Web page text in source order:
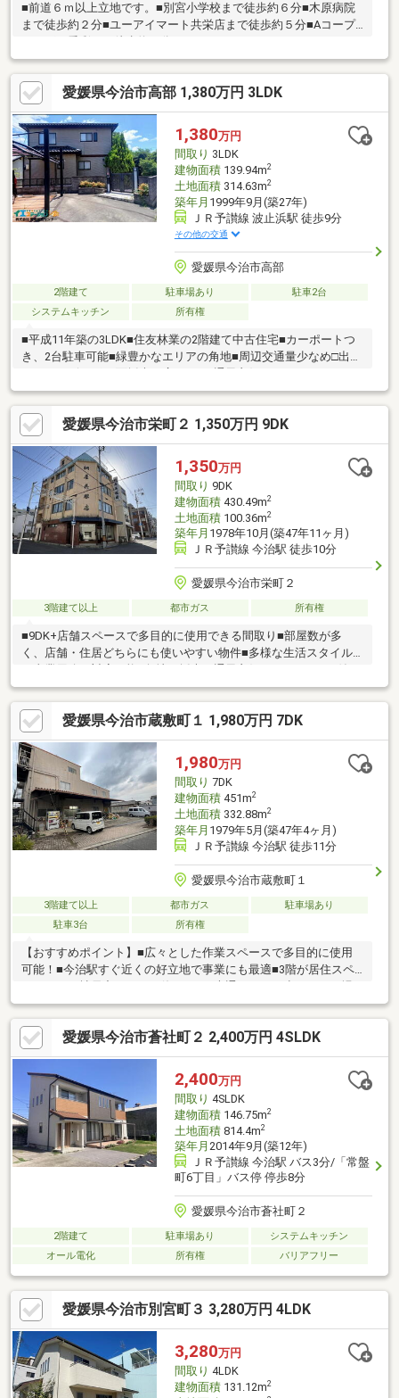
■前道６ｍ以上立地です。■別宮小学校まで徒歩約６分■木原病院
まで徒歩約２分■ユーアイマート共栄店まで徒歩約５分■Aコープ
愛媛県今治市高部 1,380万円 3LDK
1,380万円
間取り 3LDK
建物面積139.94m2
土地面積314.63m2
築年月 1999年9月(築27年)
ＪＲ予讃線 波止浜駅 徒歩9分
その他の交通
愛媛県今治市高部
2階建て 駐車場あり
駐車2台
システムキッチン
所有権
■平成11年築の3LDK■住友林業の2階建て中古住宅■カーポートつ
き、2台駐車可能■緑豊かなエリアの角地■周辺交通量少なめ□出窓
つきのリビング□2面採光の広々LDK□通風良好□システムキッチ
ン、パントリーあり□バルコニー、物干しスペースあり□ウォーク
インクローゼットあり□お手洗い2箇所あり◆ホームセンターまで
徒歩約5分◆スーパーまで徒歩約7分◆波止浜駅まで徒歩約9分◆
コンビニまで徒歩約10分(車で約2分)◆ドラッグストアまで車で約
3分◆内科医院まで車で約5分緑豊かな自然と街が調和したエリア
です。お気軽にお問い合わせください♪
愛媛県今治市栄町２ 1,350万円 9DK
1,350万円
間取り 9DK
建物面積430.49m2
土地面積100.36m2
築年月 1978年10月(築47年11ヶ月)
ＪＲ予讃線 今治駅 徒歩10分
愛媛県今治市栄町２
3階建て以上 都市ガス 所有権
■9DK+店舗スペースで多目的に使用できる間取り■部屋数が多
く、店舗・住居どちらにも使いやすい物件■多様な生活スタイル
で上下階移動も快適■眺望良好の上層階■和室・フローリング両方
完備■納戸ありで収納力◎■商業地域内で事業にも生活にも便利な
立地街中で住居兼事業を始めたい方、多目的に使える広い建物を
お探しの方におすすめの物件です♪お気軽にお問い合わせください
(^^)/
愛媛県今治市蔵敷町１ 1,980万円 7DK
1,980万円
間取り 7DK
建物面積451m2
土地面積332.88m2
築年月 1979年5月(築47年4ヶ月)
ＪＲ予讃線 今治駅 徒歩11分
愛媛県今治市蔵敷町１
3階建て以上 都市ガス
駐車場あり
駐車3台
所有権
【おすすめポイント】■広々とした作業スペースで多目的に使用
可能！■今治駅すぐ近くの好立地で事業にも最適■3階が居住スペ
ースなので社員寮としても使えます■大通りからは少しそれた場
所なので駐車も楽々です♪◇ご予約はお電話【0898-43-6655】も
しくは当社HP【https：//iiouti.com/】へ◇朝や夕方の時間帯での
ご案内もお気軽にご相談ください。皆様からのお問い合わせを心
よりお待ちしております♪
愛媛県今治市蒼社町２ 2,400万円 4SLDK
2,400万円
間取り 4SLDK
建物面積146.75m2
土地面積814.4m2
築年月 2014年9月(築12年)
ＪＲ予讃線 今治駅 バス3分/「常盤
町6丁目」バス停 停歩8分
愛媛県今治市蒼社町２
2階建て 駐車場あり
システムキッチン
オール電化
所有権 バリアフリー
愛媛県今治市別宮町３ 3,280万円 4LDK
3,280万円
間取り 4LDK
建物面積131.12m2